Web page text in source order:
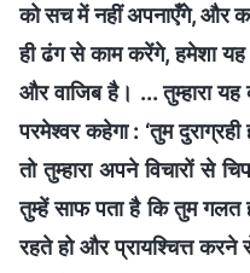
को सच में नहीं अपनाएँगे, और
ही ढंग से काम करेंगे, हमेशा
और वाजिब है। ... तुम्हारा
परमेश्वर कहेगा : ‘तुम
तो तुम्हारा अपने विचारों से
तुम्हें साफ पता है कि तुम गलत
रहते हो और प्रायश्चित्त